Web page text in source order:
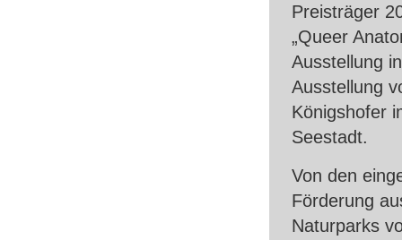
Preisträger
„Queer
Ausstellung
Ausstellung
Königshofer
Seestadt.
Von den
Förderung
Naturparks